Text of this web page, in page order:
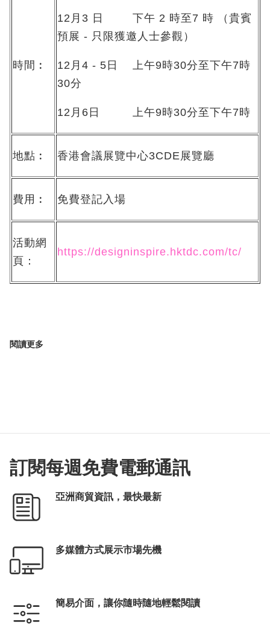
時間︰
12月3 日 下午 2 時至7 時 （貴賓
預展 - 只限獲邀人士參觀）
12月4 - 5日 上午9時30分至下午7時
30分
12月6日 上午9時30分至下午7時
地點︰ 香港會議展覽中心3CDE展覽廳
費用︰ 免費登記入場
活動網
頁：
https://designinspire.hktdc.com/tc/
閱讀更多
訂閱每週免費電郵通訊
亞洲商貿資訊，最快最新
多媒體方式展示市場先機
簡易介面，讓你隨時隨地輕鬆閱讀